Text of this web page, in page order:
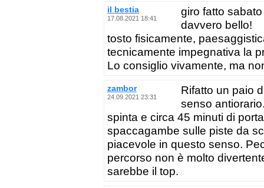
il bestia
17.08.2021 18:41
giro fatto
davvero bello!
tosto fisicamente,
tecnicamente impegnativa la
Lo consiglio vivamente, ma
zambor
24.09.2021 23:31
Rifatto un paio
senso
spinta e circa 45 minuti di
spaccagambe sulle piste da
piacevole in questo senso.
percorso non è molto
sarebbe il top.